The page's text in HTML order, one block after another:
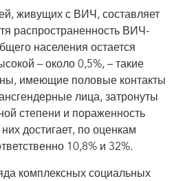
живущих с ВИЧ, составляет
распространенность ВИЧ-
населения остается
– около 0,5%, – такие
имеющие половые контакты
лица, затронуты
степени и пораженность
достигает, по оценкам
10,8% и 32%.
комплексных социальных